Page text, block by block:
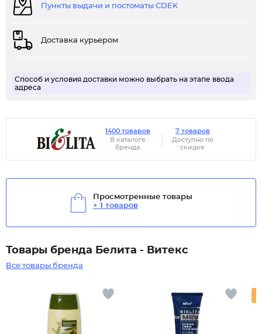
Пункты выдачи и постоматы CDEK
Доставка курьером
Способ и условия доставки можно выбрать на этапе ввода
адреса
1400 товаров
В каталоге
бренда
7 товаров
Доступно по
скидке
Просмотренные товары
+ 1 товаров
Товары бренда Белита - Витекс
Все товары бренда